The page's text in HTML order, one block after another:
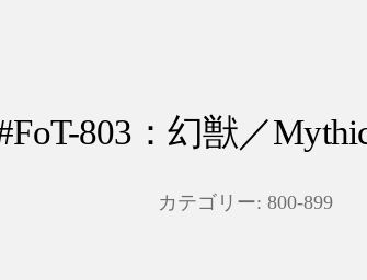
803：幻獣／
カテゴリー: 800-899